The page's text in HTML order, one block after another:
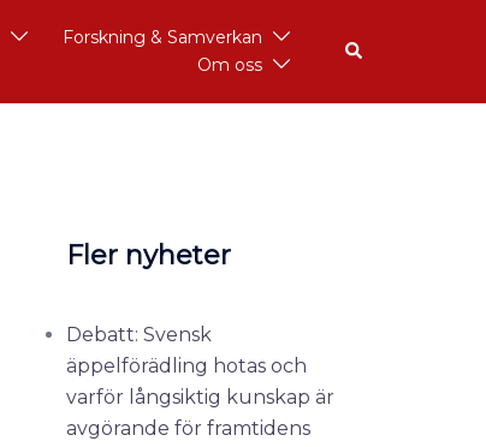
Forskning & Samverkan
Om oss
Fler nyheter
Debatt: Svensk
äppelförädling hotas och
varför långsiktig kunskap är
avgörande för framtidens